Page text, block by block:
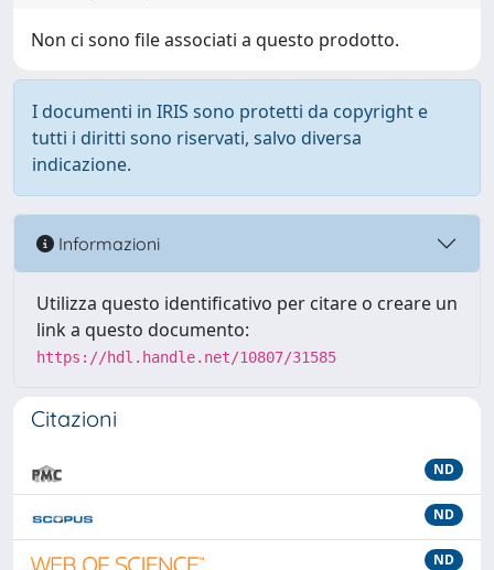
Non ci sono file associati a questo prodotto.
I documenti in IRIS sono protetti da copyright e
tutti i diritti sono riservati, salvo diversa
indicazione.
Informazioni
Utilizza questo identificativo per citare o creare un
link a questo documento:
https://hdl.handle.net/10807/31585
Citazioni
ND
ND
ND